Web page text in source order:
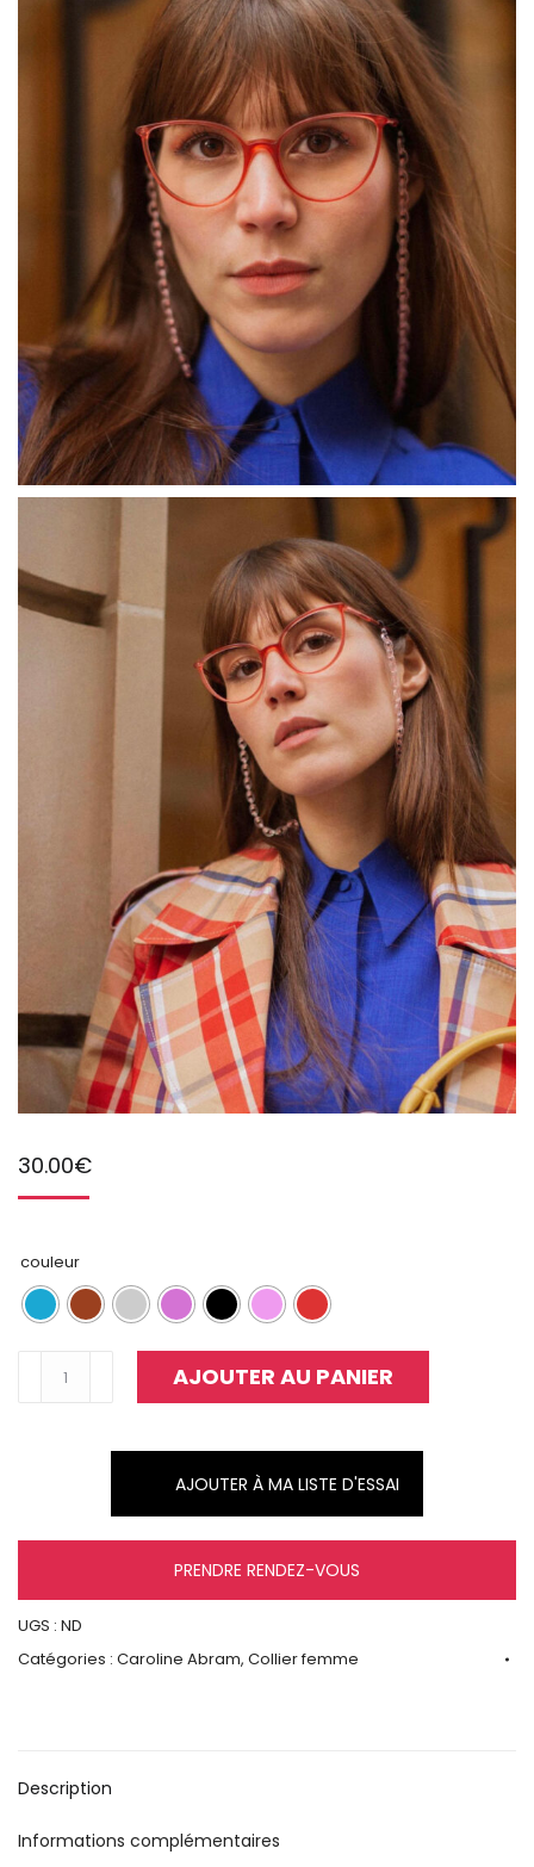
30.00€
couleur
AJOUTER AU PANIER
AJOUTER À MA LISTE D'ESSAI
Catégories : Caroline Abram, Collier femme
UGS : ND
PRENDRE RENDEZ-VOUS
Description
Informations complémentaires